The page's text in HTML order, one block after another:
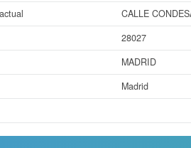
CALLE
28027
MADRID
Madrid